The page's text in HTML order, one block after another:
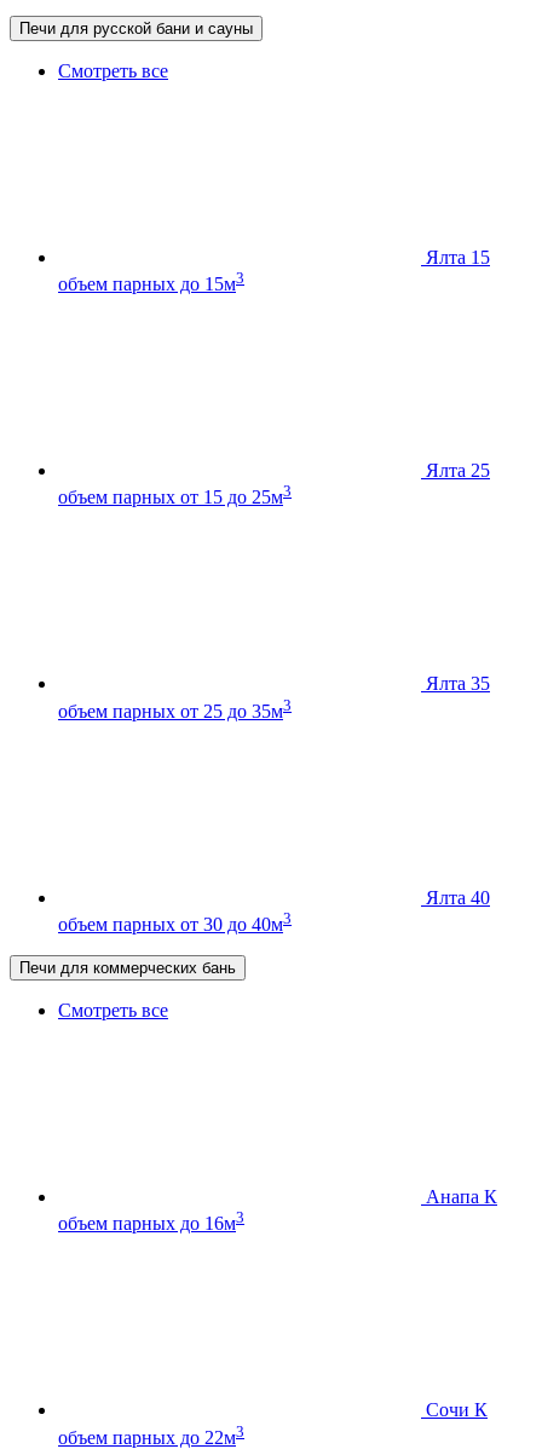
Печи для русской бани и сауны
Смотреть все
Ялта 15
объем парных до 15м3
Ялта 25
объем парных от 15 до 25м3
Ялта 35
объем парных от 25 до 35м3
Ялта 40
объем парных от 30 до 40м3
Печи для коммерческих бань
Смотреть все
Анапа К
объем парных до 16м3
Сочи К
объем парных до 22м3